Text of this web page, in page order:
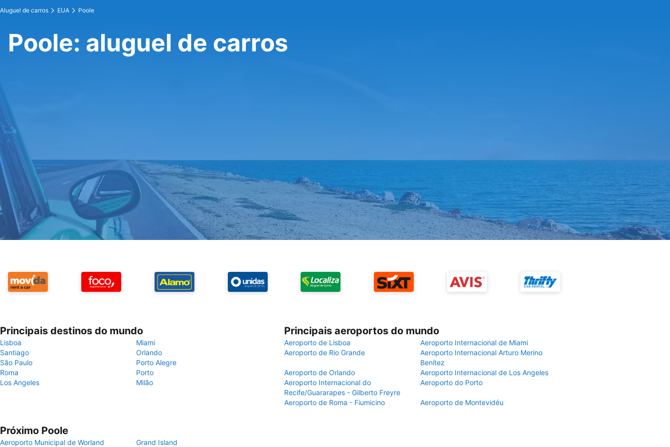
Aluguel de carros EUA Poole
Poole: aluguel de carros
Principais destinos do mundo
Lisboa
Miami
Santiago
Orlando
São Paulo
Porto Alegre
Roma
Porto
Los Angeles
Milão
Principais aeroportos do mundo
Aeroporto de Lisboa
Aeroporto Internacional de Miami
Aeroporto de Rio Grande
Aeroporto Internacional Arturo Merino
Benítez
Aeroporto de Orlando
Aeroporto Internacional de Los Angeles
Aeroporto Internacional do
Recife/Guararapes - Gilberto Freyre
Aeroporto do Porto
Aeroporto de Roma - Fiumicino Aeroporto de Montevidéu
Próximo Poole
Aeroporto Municipal de Worland Grand Island